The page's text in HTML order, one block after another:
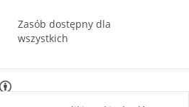
Zasób dostępny dla
wszystkich